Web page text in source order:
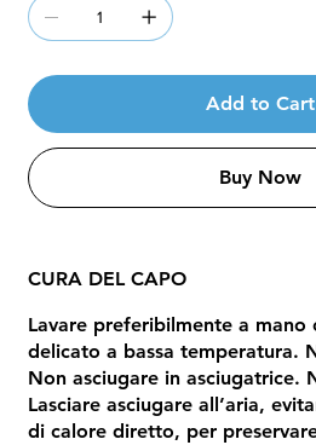
Add to Cart
Buy Now
CURA DEL CAPO
Lavare preferibilmente a mano
delicato a bassa temperatura.
Non asciugare in asciugatrice.
Lasciare asciugare all’aria,
di calore diretto, per